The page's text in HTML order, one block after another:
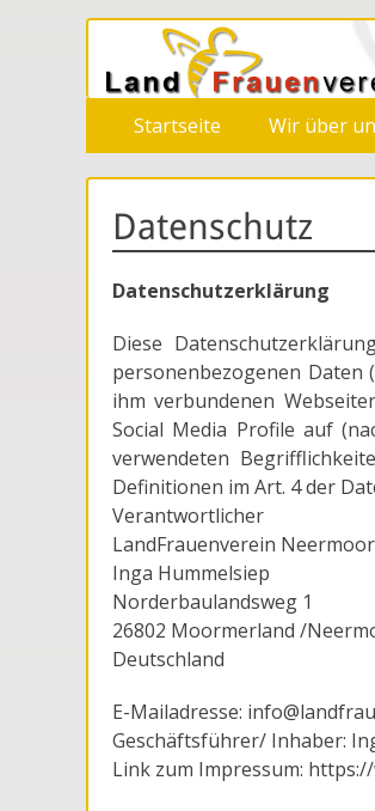
Primäres
Menü
Inhalt
Startseite Wir über
Datenschutz
Datenschutzerklärung
Diese
personenbezogenen Daten
ihm verbundenen
Social Media Profile auf
verwendeten
Definitionen im Art. 4 der
Verantwortlicher
LandFrauenverein Neermoor
Inga Hummelsiep
Norderbaulandsweg 1
26802 Moormerland /
Deutschland
E-Mailadresse:
Geschäftsführer/ Inhaber:
Link zum Impressum: